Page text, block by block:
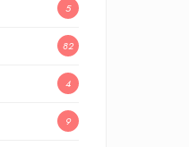
5
82
4
9